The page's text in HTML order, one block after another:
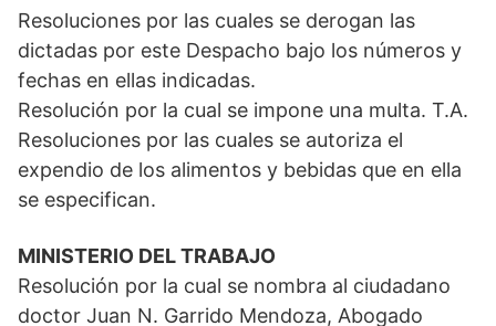
Resoluciones por las cuales se derogan las
dictadas por este Despacho bajo los números y
fechas en ellas indicadas.
Resolución por la cual se impone una multa. T.A.
Resoluciones por las cuales se autoriza el
expendio de los alimentos y bebidas que en ella
se especifican.
MINISTERIO DEL TRABAJO
Resolución por la cual se nombra al ciudadano
doctor Juan N. Garrido Mendoza, Abogado